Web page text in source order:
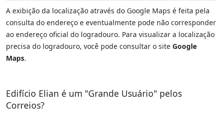
A exibição da localização através do Google Maps é feita pela
consulta do endereço e eventualmente pode não corresponder
ao endereço oficial do logradouro. Para visualizar a localização
precisa do logradouro, você pode consultar o site Google
Maps.
Edifício Elian é um "Grande Usuário" pelos
Correios?